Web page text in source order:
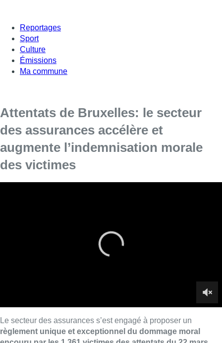
Reportages
Sport
Culture
Émissions
Ma commune
Attentats de Bruxelles: le secteur
des assurances accélère et
augmente l’indemnisation morale
des victimes
sur base du taux d’incapacité connu
Les montants versés seront par ailleurs revus à
la hausse et doublés dans la plupart des cas,
Les assureurs ont reçu des demandes d’indemnisation de
1.361 victimes, parmi lesquelles figurent 27 morts et 226
personnes sérieusement ou grièvement blessées, c’est-à-dire
avec un taux d’invalidité permanente supérieur à 10%. Pour